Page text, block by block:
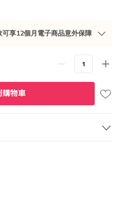
享12個月電子商品意外保障
購物車